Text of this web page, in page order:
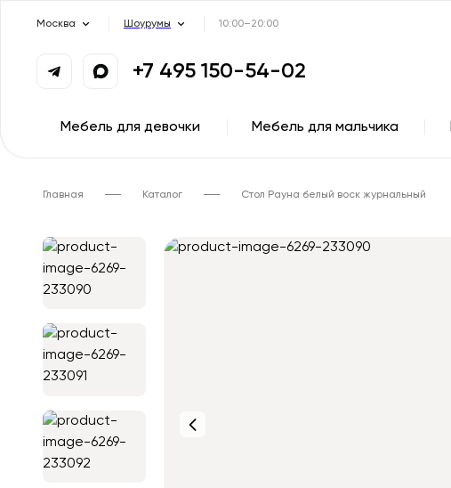
Москва Шоурумы 10:00–20:00
+7 495 150-54-02
Мебель для девочки Мебель для мальчика
Главная Каталог Стол Рауна белый воск журнальный